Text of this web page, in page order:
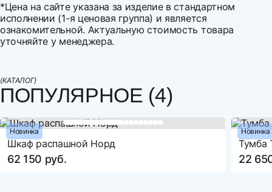
*Цена на сайте указана за изделие в стандартном
исполнении (1-я ценовая группа) и является
ознакомительной. Актуальную стоимость товара
уточняйте у менеджера.
Материал корпуса
Материал фасада
Артикул
53788_mh
Оплата наличными
Оплата по счету
Оплата банковской картой
Рассрочка по картам Совесть и Халва
Оплата СБП
Оцените товар
(КАТАЛОГ)
ПОПУЛЯРНОЕ (4)
Новинка
Шкаф распашной Норд
62 150 руб.
Новинка
Тумба
22